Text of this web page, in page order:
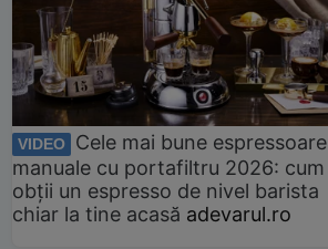
VIDEO
Cele mai bune espressoare
manuale cu portafiltru 2026: cum
obții un espresso de nivel barista
chiar la tine acasă adevarul.ro